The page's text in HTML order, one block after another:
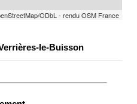
ODbL - rendu OSM France
le-Buisson